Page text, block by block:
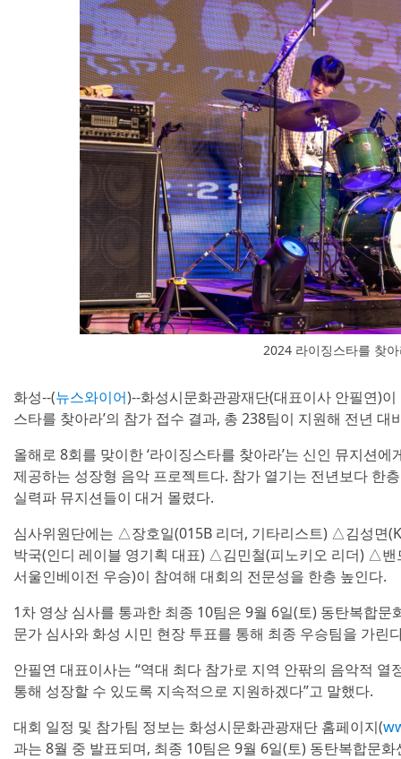
2024 라이징스타를 찾
화성--(뉴스와이어)--화성시문화관광재단(대표이사 안필연)
스타를 찾아라’의 참가 접수 결과, 총 238팀이 지원해 전년
올해로 8회를 맞이한 ‘라이징스타를 찾아라’는 신인 뮤지션
제공하는 성장형 음악 프로젝트다. 참가 열기는 전년보다 한
실력파 뮤지션들이 대거 몰렸다.
심사위원단에는 △장호일(015B 리더, 기타리스트) △김성면
박국(인디 레이블 영기획 대표) △김민철(피노키오 리더) △
서울인베이전 우승)이 참여해 대회의 전문성을 한층 높인다.
1차 영상 심사를 통과한 최종 10팀은 9월 6일(토) 동탄복합
문가 심사와 화성 시민 현장 투표를 통해 최종 우승팀을 가린
안필연 대표이사는 “역대 최다 참가로 지역 안팎의 음악적
통해 성장할 수 있도록 지속적으로 지원하겠다”고 말했다.
대회 일정 및 참가팀 정보는 화성시문화관광재단 홈페이지(
과는 8월 중 발표되며, 최종 10팀은 9월 6일(토) 동탄복합문